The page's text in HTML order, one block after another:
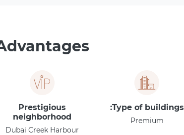
Type of buildings:
Premium
Prestigious
neighborhood
Dubai Creek Harbour